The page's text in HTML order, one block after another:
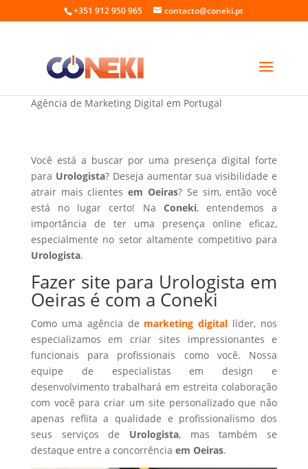
+351 912 950 965 contacto@coneki.pt
Fazer site para Urologista em Oeiras
Agência de Marketing Digital em Portugal
Você está a buscar por uma presença digital forte
para Urologista? Deseja aumentar sua visibilidade e
atrair mais clientesem Oeiras? Se sim, então você
está no lugar certo! Na Coneki, entendemos a
importância de ter uma presença online eficaz,
especialmente no setor altamente competitivo para
Urologista.
Fazer site para Urologista em
Oeiras é com a Coneki
Como uma agência de marketing digital líder, nos
especializamos em criar sites impressionantes e
funcionais para profissionais como você. Nossa
equipe de especialistas em design e
desenvolvimento trabalhará em estreita colaboração
com você para criar um site personalizado que não
apenas reflita a qualidade e profissionalismo dos
seus serviços de Urologista, mas também se
destaque entre a concorrência em Oeiras.